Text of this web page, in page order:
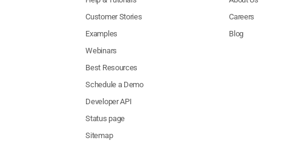
Customer Stories
Examples
Webinars
Best Resources
Schedule a Demo
Developer API
Status page
Sitemap
Careers
Blog